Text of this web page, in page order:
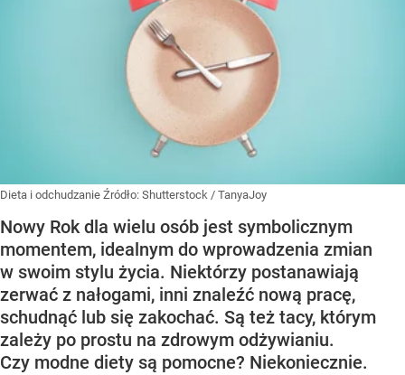
Dieta i odchudzanie Źródło: Shutterstock / TanyaJoy
Nowy Rok dla wielu osób jest symbolicznym
momentem, idealnym do wprowadzenia zmian
w swoim stylu życia. Niektórzy postanawiają
zerwać z nałogami, inni znaleźć nową pracę,
schudnąć lub się zakochać. Są też tacy, którym
zależy po prostu na zdrowym odżywianiu.
Czy modne diety są pomocne? Niekoniecznie.